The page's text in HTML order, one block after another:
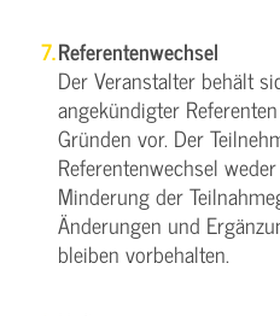
Referentenwechsel
Der Veranstalter behält
angekündigter
Gründen vor. Der
Referentenwechsel
Minderung der
Änderungen und
bleiben vorbehalten.